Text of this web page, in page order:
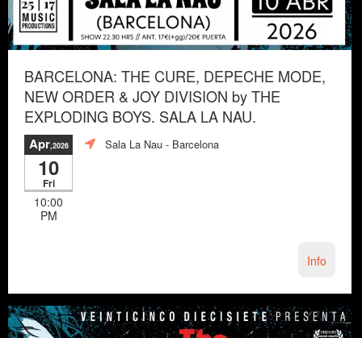
BARCELONA: THE CURE, DEPECHE MODE,
NEW ORDER & JOY DIVISION by THE
EXPLODING BOYS. SALA LA NAU.
Apr,2026
10
Fri
10:00
PM
Sala La Nau - Barcelona
Info